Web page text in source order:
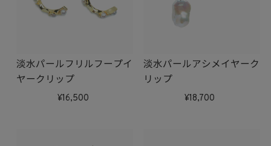
淡水パールフリルフープイ
ヤークリップ
16,500
淡水パールアシメイヤーク
リップ
18,700